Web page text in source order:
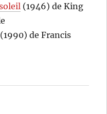
(1946) de King
(1990) de Francis